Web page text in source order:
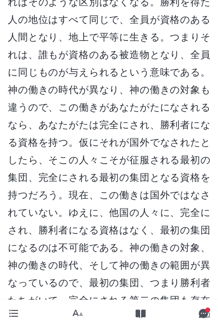
人の地位はすべて同じで、全員が資格のある
人間となり、地上で平等に生きる。つまりそ
れは、誰もが資格のある被造物となり、全員
に同じものが与えられるという意味である。
神の働きの時代が異なり、神の働きの対象も
違うので、この働きがあなたがたになされる
なら、あなたがたは完全にされ、勝利者にな
る資格を持つ。仮にそれが国外でなされたと
したら、そこの人々こそが征服される最初の
集団、完全にされる最初の集団となる資格を
持つだろう。現在、この働きは国外ではなさ
れていない。ゆえに、他国の人々に、完全に
され、勝利者になる資格はなく、最初の集団
になるのは不可能である。神の働きの対象、
神の働きの時代、そして神の働きの範囲が異
なっているので、最初の集団、つまり勝利者
たちがいて、完全にされる第二の集団も存在
するだろう。完全にされた最初の集団がひと